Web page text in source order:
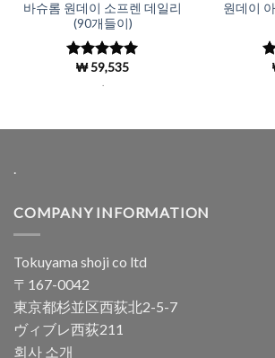
바슈롬 원데이 소프렌 데일리
(90개들이)
5 중에서
로 평
₩59,535
원데이
.
COMPANY INFORMATION
Tokuyama shoji co ltd
〒167-0042
東京都杉並区西荻北2-5-7
ヴィブレ西荻211
회사 소개